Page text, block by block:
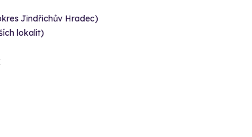
Jindřichův Hradec)
lokalit)